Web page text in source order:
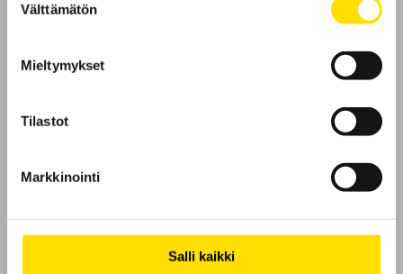
valinta
Välttämätön
Mieltymykset
Tilastot
Markkinointi
Salli kaikki
GDPR
Evästeet